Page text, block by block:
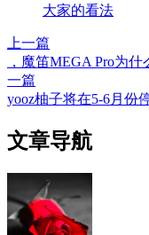
大家的看法
上一篇
，魔笛MEGA Pro为
一篇
yooz柚子将在5-6月份
文章导航